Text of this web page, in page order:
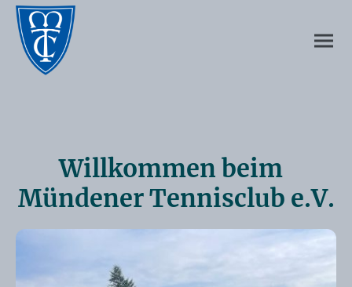
Willkommen beim
Mündener Tennisclub e.V.